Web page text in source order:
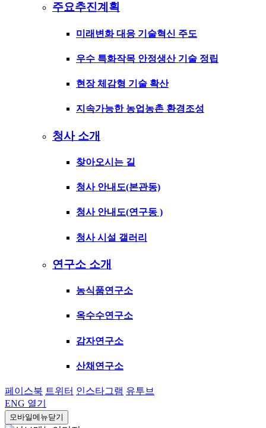
주요추진계획
미래변화 대응 기술혁신 주도
우수 특화작목 안정생산 기술 정립
현장 체감형 기술 확산
지속가능한 농업농촌 환경조성
청사 소개
찾아오시는 길
청사 안내도(본관동)
청사 안내도(연구동 )
청사 시설 갤러리
연구소 소개
농식품연구소
옥수수연구소
감자연구소
산채연구소
페이스북 트위터 인스타그램 유투브
ENG 열기
모바일메뉴닫기